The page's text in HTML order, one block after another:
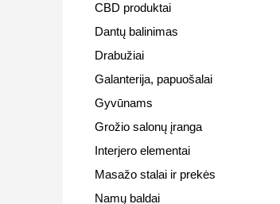
CBD produktai
Dantų balinimas
Drabužiai
Galanterija, papuošalai
Gyvūnams
Grožio salonų įranga
Interjero elementai
Masažo stalai ir prekės
Namų baldai